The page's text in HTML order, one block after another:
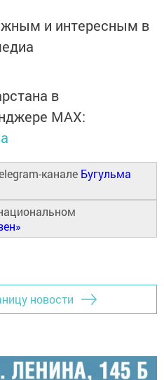
и интересным в
в
MАХ:
канале Бугульма
новости